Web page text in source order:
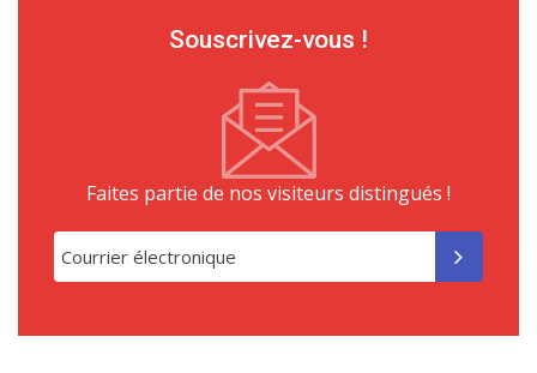
Souscrivez-vous !
Faites partie de nos visiteurs distingués !